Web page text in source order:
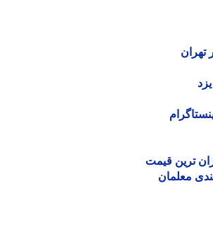
ترین قیمت
معلمان